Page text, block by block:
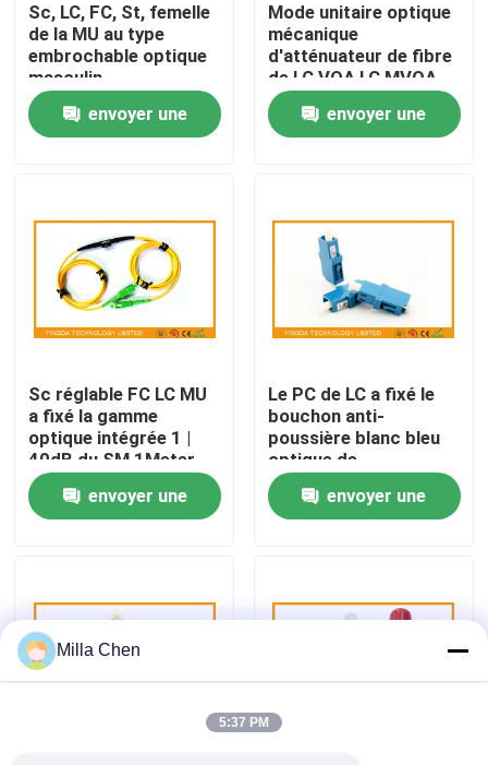
Maison
Au sujet de nous
Visite d'usine
Contrôle de qualité
Contactez-nous
Cas
Demandez une citation
Sc, LC, FC, St, femelle
de la MU au type
embrochable optique
masculin
d'atténuateur de fibre
(FC RPA F-M)
envoyer une
Mode unitaire optique
mécanique
d'atténuateur de fibre
de LC VOA LC MVOA
pour l'amplificateur de
puissance d'EDFA
envoyer une
Sc réglable FC LC MU
a fixé la gamme
optique intégrée 1 |
40dB du SM 1Meter
d'atténuateur de fibre
envoyer une
Le PC de LC a fixé le
bouchon anti-
poussière blanc bleu
optique de
l'atténuateur 5dB de
fibre GR910, norme du
CEI
envoyer une
Milla Chen
5:37 PM